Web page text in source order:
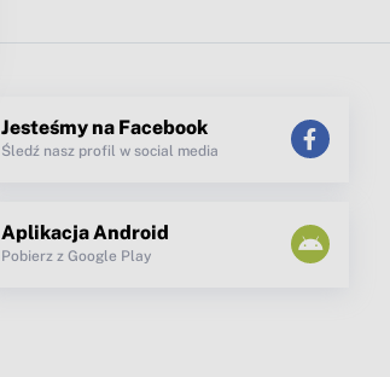
Jesteśmy na Facebook
Śledź nasz profil w social media
Aplikacja Android
Pobierz z Google Play